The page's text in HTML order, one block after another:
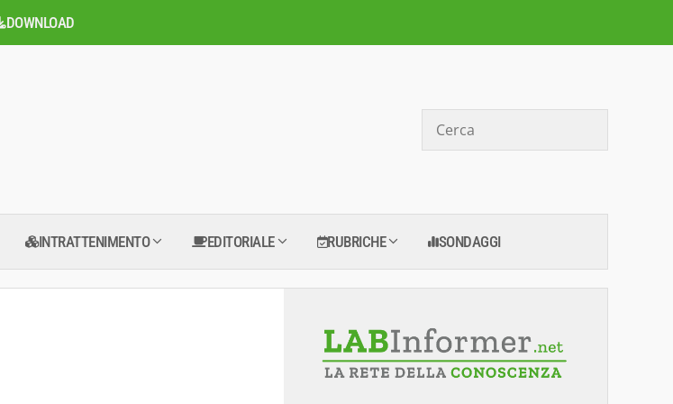
DOWNLOAD
INTRATTENIMENTO EDITORIALE RUBRICHE SONDAGGI